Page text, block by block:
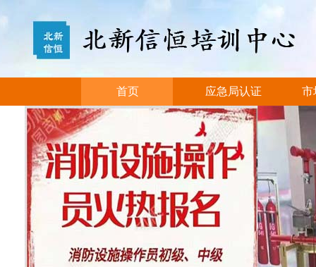
首页 应急局认证 市